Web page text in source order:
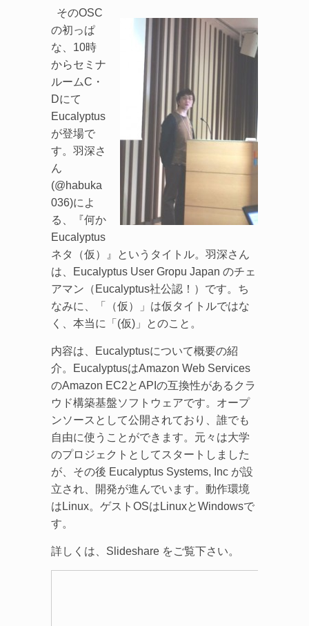
そのOSC
の初っぱ
な、10時
からセミナ
ルームC・
Dにて
Eucalyptus
が登場で
す。羽深さ
ん
(@habuka
036)によ
る、『何か
Eucalyptus
ネタ（仮）』というタイトル。羽深さん
は、Eucalyptus User Gropu Japan のチェ
アマン（Eucalyptus社公認！）です。ち
なみに、「（仮）」は仮タイトルではな
く、本当に「(仮)」とのこと。
内容は、Eucalyptusについて概要の紹
介。EucalyptusはAmazon Web Services
のAmazon EC2とAPIの互換性があるクラ
ウド構築基盤ソフトウェアです。オープ
ンソースとして公開されており、誰でも
自由に使うことができます。元々は大学
のプロジェクトとしてスタートしました
が、その後 Eucalyptus Systems, Inc が設
立され、開発が進んでいます。動作環境
はLinux。ゲストOSはLinuxとWindowsで
す。
詳しくは、Slideshare をご覧下さい。